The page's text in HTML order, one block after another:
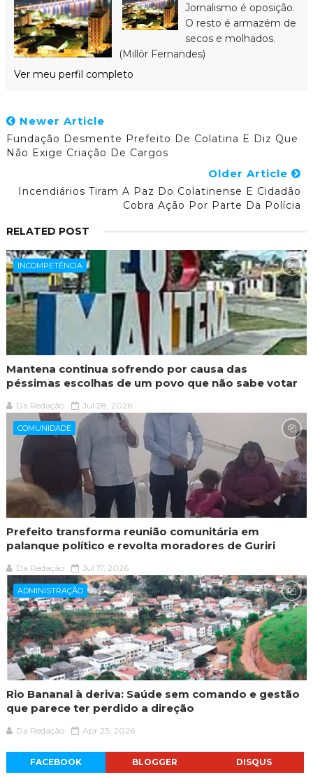
Jornalismo é oposição.
O resto é armazém de
secos e molhados.
(Millôr Fernandes)
Ver meu perfil completo
Newer Article
Fundação Desmente Prefeito De Colatina E Diz Que
Não Exige Criação De Cargos
Older Article
Incendiários Tiram A Paz Do Colatinense E Cidadão
Cobra Ação Por Parte Da Polícia
RELATED POST
INCOMPETÊNCIA
Mantena continua sofrendo por causa das
péssimas escolhas de um povo que não sabe votar
Da Redação Jul 28, 2026
COMUNIDADE
Prefeito transforma reunião comunitária em
palanque político e revolta moradores de Guriri
Da Redação Jul 17, 2026
ADMINISTRAÇÃO
Rio Bananal à deriva: Saúde sem comando e gestão
que parece ter perdido a direção
Da Redação Apr 23, 2026
FACEBOOK BLOGGER DISQUS